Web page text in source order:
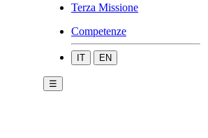
Terza Missione
Competenze
IT EN
☰